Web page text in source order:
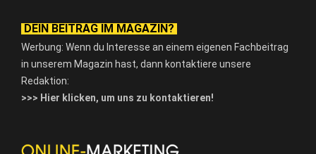
DEIN BEITRAG IM MAGAZIN?
Werbung: Wenn du Interesse an einem eigenen Fachbeitrag
in unserem Magazin hast, dann kontaktiere unsere
Redaktion:
>>> Hier klicken, um uns zu kontaktieren!